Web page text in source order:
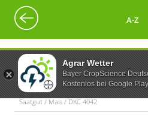
Agrar Wetter
Bayer CropScience
Kostenlos bei Google Play
A-Z
Saatgut / Mais / DKC 4042